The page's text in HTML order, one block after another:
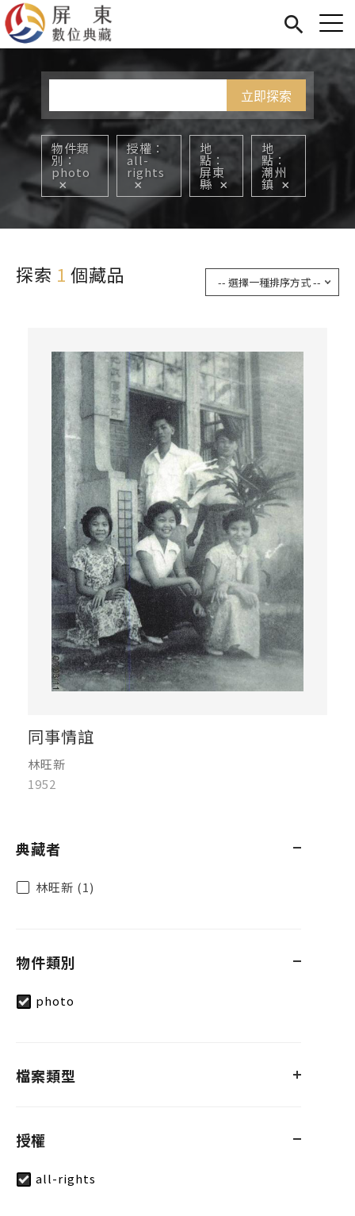
關於我們
Jump to Main content
您在這裡
物件類
別
photo
授權
all-
rights
地
點
屏東
縣
地
點
潮州
鎮
探索 1 個藏品
同事情誼
林旺新
1952
典藏者
林旺新 (1)
物件類別
photo
檔案類型
授權
all-rights